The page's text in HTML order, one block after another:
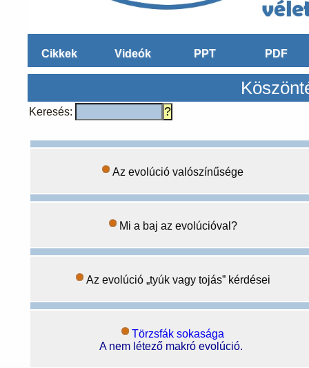
Cikkek Videók PPT PDF
Keresés:
Az evolúció valószínűsége
Mi a baj az evolúcióval?
Az evolúció „tyúk vagy tojás” kérdései
Törzsfák sokasága
A nem létező makró evolúció.